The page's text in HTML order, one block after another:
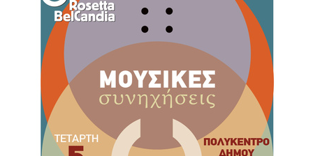
2017
2016
2015
2013
2012
2010